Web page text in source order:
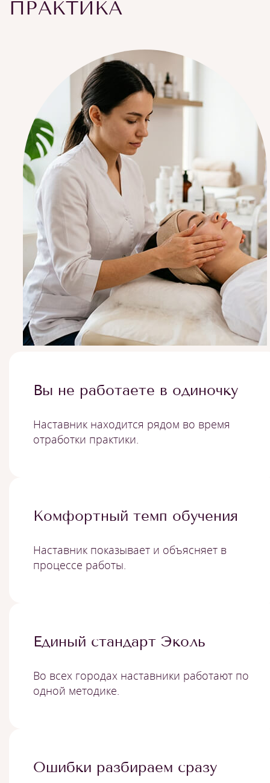
ПРАКТИКА
Вы не работаете в одиночку
Наставник находится рядом во время
отработки практики.
Комфортный темп обучения
Наставник показывает и объясняет в
процессе работы.
Единый стандарт Эколь
Во всех городах наставники работают по
одной методике.
Ошибки разбираем сразу